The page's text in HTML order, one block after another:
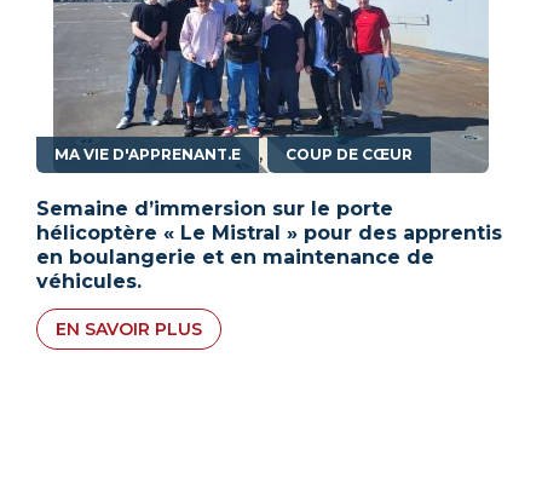
MA VIE D'APPRENANT.E , COUP DE CŒUR
Semaine d’immersion sur le porte
hélicoptère « Le Mistral » pour des apprentis
en boulangerie et en maintenance de
véhicules.
EN SAVOIR PLUS